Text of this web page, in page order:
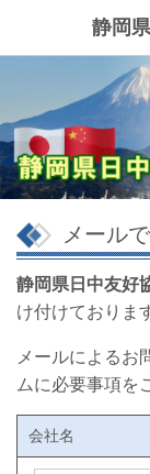
静岡
メール
静岡県日中友好
け付けておりま
メールによるお
ムに必要事項を
会社名